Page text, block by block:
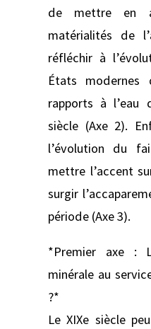
de mettre en
matérialités de
réfléchir à
États modernes
rapports à l’eau
siècle (Axe 2).
l’évolution du
mettre l’accent
surgir
période (Axe 3).
*Premier axe :
minérale au
?*
Le XIXe siècle